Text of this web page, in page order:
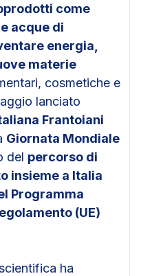
come
acque di
energia,
materie
cosmetiche e
lanciato
Frantoiani
Giornata Mondiale
del percorso di
insieme a Italia
Programma
(UE)
ha